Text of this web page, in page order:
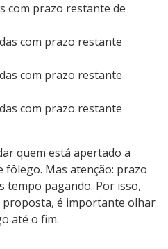
com prazo restante de
com prazo restante
com prazo restante
com prazo restante
quem está apertado a
fôlego. Mas atenção: prazo
tempo pagando. Por isso,
proposta, é importante olhar
até o fim.